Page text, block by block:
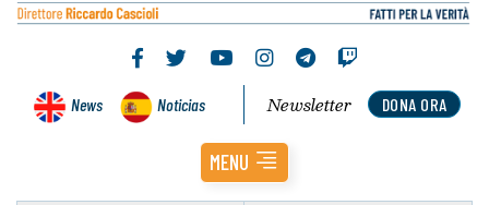
News Noticias DONA ORA
Newsletter
MENU